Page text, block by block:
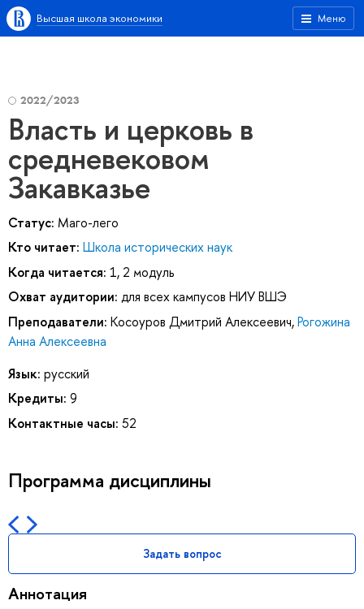
Меню
Высшая школа экономики
2022/2023
Власть и церковь в
средневековом
Закавказье
Статус: Маго-лего
Кто читает: Школа исторических наук
Когда читается: 1, 2 модуль
Охват аудитории: для всех кампусов НИУ ВШЭ
Преподаватели: Косоуров Дмитрий Алексеевич,Рогожина
Анна Алексеевна
Язык: русский
Кредиты: 9
Контактные часы: 52
Программа дисциплины
Задать вопрос
Аннотация